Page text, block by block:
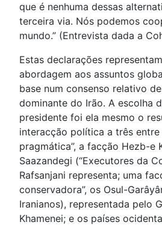
que é nenhuma dessas
terceira via. Nós podemos
mundo.” (Entrevista dada a
Estas declarações
abordagem aos assuntos
base num consenso relativo
dominante do Irão. A escolha
presidente foi ela mesmo o
interacção política a três entre
pragmática”, a facção Hezb-e
Saazandegi (“Executores da
Rafsanjani representa; uma
conservadora”, os Osul-
Iranianos), representada pelo
Khamenei; e os países